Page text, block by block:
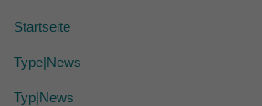
Startseite
Type|News
Typ|News